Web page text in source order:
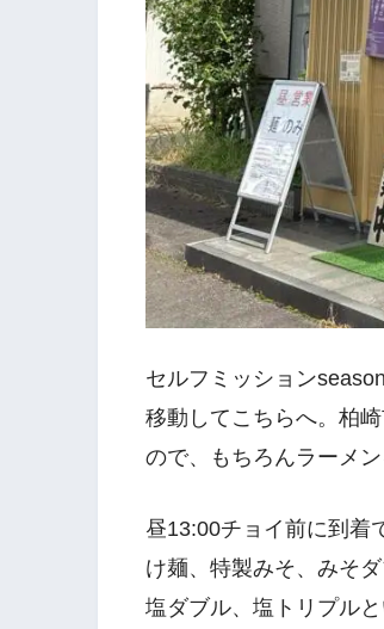
セルフミッション
移動してこちらへ。柏
ので、もちろんラーメ
昼13:00チョイ前に到着
け麺、特製みそ、みそ
塩ダブル、塩トリプル